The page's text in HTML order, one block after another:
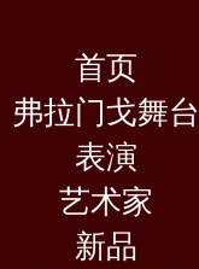
首页
弗拉门戈舞台
表演
艺术家
新品